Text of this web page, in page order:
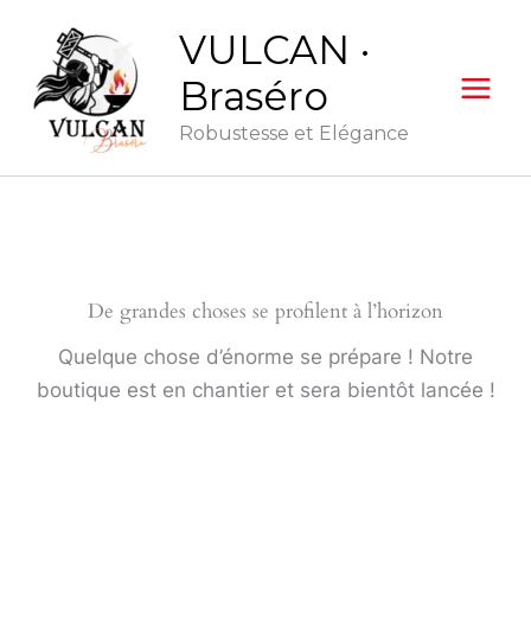
contenu
VULCAN ·
Braséro
Robustesse et Elégance
De grandes choses se profilent à l’horizon
Quelque chose d’énorme se prépare ! Notre
boutique est en chantier et sera bientôt lancée !